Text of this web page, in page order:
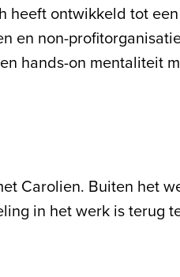
heeft ontwikkeld tot
en non-
hands-on mentaliteit
Carolien. Buiten het
in het werk is terug